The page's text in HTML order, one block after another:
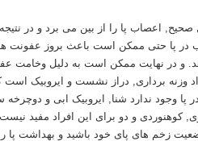
اعصاب پا را از بین می برد و در
در پا حتی ممکن است باعث بروز عفونت
دهد. و در نهایت ممکن است به دلیل وخامت
وزنه برداری, دراز نشست و ایروبیک است
پا وجود ندارد شنا, ایروبیک ابی و
کوهنوردی و دو برای این افراد مفید
زخم های پای خود باشید و بهداشت پا